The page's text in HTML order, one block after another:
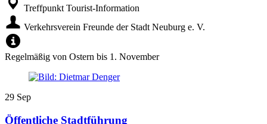
Treffpunkt Tourist-Information
Verkehrsverein Freunde der Stadt Neuburg e. V.
Regelmäßig von Ostern bis 1. November
29 Sep
Öffentliche Stadtführung